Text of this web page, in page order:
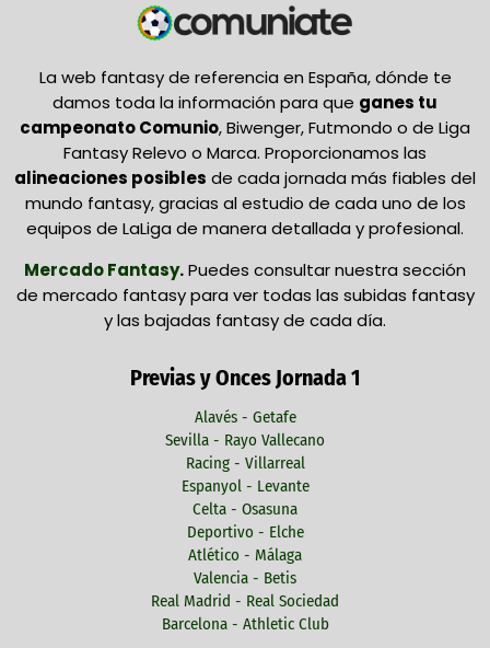
La web fantasy de referencia en España, dónde te
damos toda la información para que ganes tu
campeonato Comunio, Biwenger, Futmondo o de Liga
Fantasy Relevo o Marca. Proporcionamos las
alineaciones posibles de cada jornada más fiables del
mundo fantasy, gracias al estudio de cada uno de los
equipos de LaLiga de manera detallada y profesional.
Mercado Fantasy.Puedes consultar nuestra sección
de mercado fantasy para ver todas las subidas fantasy
y las bajadas fantasy de cada día.
Previas y Onces Jornada 1
Alavés - Getafe
Sevilla - Rayo Vallecano
Racing - Villarreal
Espanyol - Levante
Celta - Osasuna
Deportivo - Elche
Atlético - Málaga
Valencia - Betis
Real Madrid - Real Sociedad
Barcelona - Athletic Club